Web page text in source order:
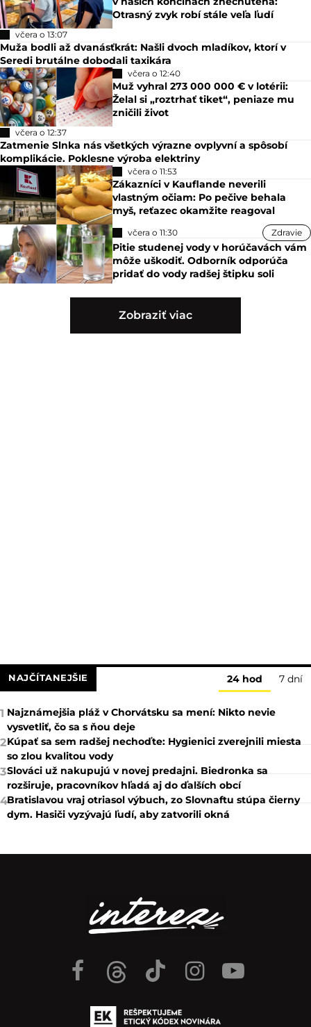
Otrasný zvyk robí stále veľa ľudí
včera o 13:07
Muža bodli až dvanásťkrát: Našli dvoch mladíkov, ktorí v
Seredi brutálne dobodali taxikára
včera o 12:40
Muž vyhral 273 000 000 € v lotérii:
Želal si „roztrhať tiket“, peniaze mu
zničili život
včera o 12:37
Zatmenie Slnka nás všetkých výrazne ovplyvní a spôsobí
komplikácie. Poklesne výroba elektriny
včera o 11:53
Zákazníci v Kauflande neverili
vlastným očiam: Po pečive behala
myš, reťazec okamžite reagoval
včera o 11:30 Zdravie
Pitie studenej vody v horúčavách vám
môže uškodiť. Odborník odporúča
pridať do vody radšej štipku soli
Zobraziť viac
NAJČÍTANEJŠIE 24 hod 7 dní
1 Najznámejšia pláž v Chorvátsku sa mení: Nikto nevie
vysvetliť, čo sa s ňou deje
2Kúpať sa sem radšej nechoďte: Hygienici zverejnili miesta
so zlou kvalitou vody
3Slováci už nakupujú v novej predajni. Biedronka sa
rozširuje, pracovníkov hľadá aj do ďalších obcí
4Bratislavou vraj otriasol výbuch, zo Slovnaftu stúpa čierny
dym. Hasiči vyzývajú ľudí, aby zatvorili okná